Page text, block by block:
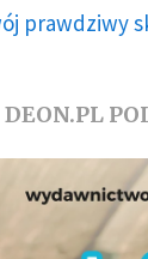
prawdziwy
DEON.PL